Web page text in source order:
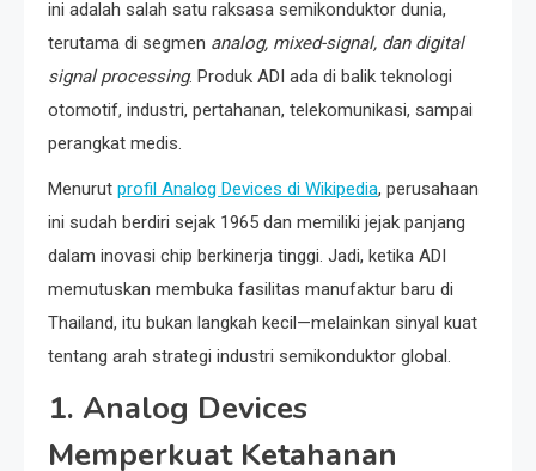
ini adalah salah satu raksasa semikonduktor dunia,
terutama di segmen analog, mixed-signal, dan digital
signal processing. Produk ADI ada di balik teknologi
otomotif, industri, pertahanan, telekomunikasi, sampai
perangkat medis.
Menurut profil Analog Devices di Wikipedia, perusahaan
ini sudah berdiri sejak 1965 dan memiliki jejak panjang
dalam inovasi chip berkinerja tinggi. Jadi, ketika ADI
memutuskan membuka fasilitas manufaktur baru di
Thailand, itu bukan langkah kecil—melainkan sinyal kuat
tentang arah strategi industri semikonduktor global.
1. Analog Devices
Memperkuat Ketahanan